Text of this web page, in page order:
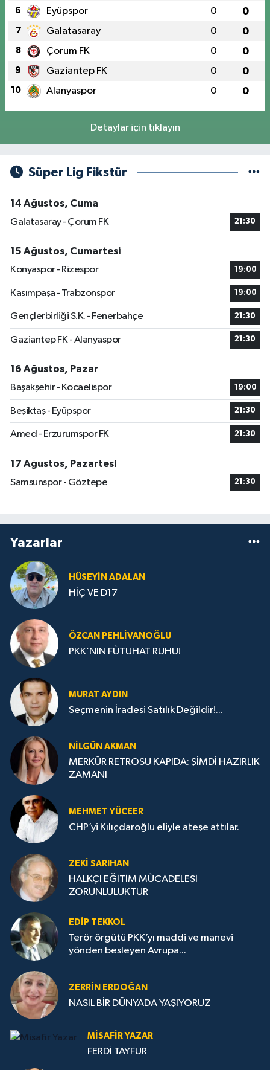
6 Eyüpspor 0 0
7 Galatasaray 0 0
8 Çorum FK 0 0
9 Gaziantep FK 0 0
10 Alanyaspor 0 0
Detaylar için tıklayın
Süper Lig Fikstür
14 Ağustos, Cuma
Galatasaray - Çorum FK
21:30
15 Ağustos, Cumartesi
Konyaspor - Rizespor
19:00
Kasımpaşa - Trabzonspor 19:00
Gençlerbirliği S.K. - Fenerbahçe 21:30
Gaziantep FK - Alanyaspor 21:30
16 Ağustos, Pazar
Başakşehir - Kocaelispor
19:00
Beşiktaş - Eyüpspor 21:30
Amed - Erzurumspor FK 21:30
17 Ağustos, Pazartesi
Samsunspor - Göztepe
21:30
Yazarlar
HÜSEYIN ADALAN
HİÇ VE D17
ÖZCAN PEHLIVANOĞLU
PKK’NIN FÜTUHAT RUHU!
MURAT AYDIN
Seçmenin İradesi Satılık Değildir!...
NILGÜN AKMAN
MERKÜR RETROSU KAPIDA: ŞİMDİ HAZIRLIK
ZAMANI
MEHMET YÜCEER
CHP’yi Kılıçdaroğlu eliyle ateşe attılar.
ZEKI SARIHAN
HALKÇI EĞİTİM MÜCADELESİ
ZORUNLULUKTUR
EDIP TEKKOL
Terör örgütü PKK’yı maddi ve manevi
yönden besleyen Avrupa...
ZERRIN ERDOĞAN
NASIL BİR DÜNYADA YAŞIYORUZ
MISAFIR YAZAR
FERDİ TAYFUR